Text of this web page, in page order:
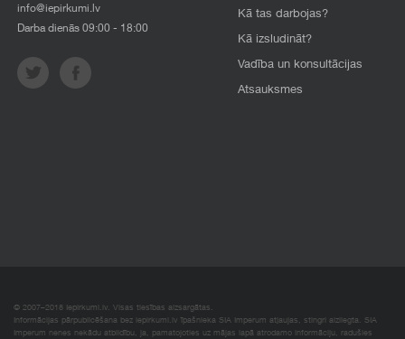
info@iepirkumi.lv
Darba dienās 09:00 - 18:00
Kā tas darbojas?
Kā izsludināt?
Vadība un konsultācijas
Atsauksmes
© 2007–2018 Iepirkumi.lv. Visas tiesības aizsargātas.
Informācijas pārpublicēšana bez iepirkumi.lv īpašnieka SIA Imperum atļaujas, stingri aizliegta. SIA
Imperum nenes nekādu atbildību, ja, pamatojoties uz mājas lapā atrodamo informāciju, radušies